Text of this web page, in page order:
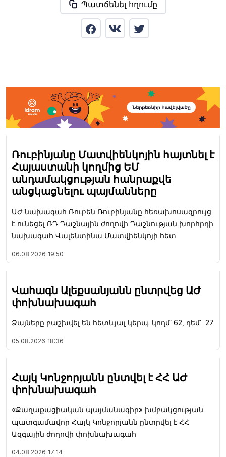
Պատճենել հղումը
Ռուբինյանը Մատվիենկոյին հայտնել է
Հայաստանի կողմից ԵՄ
անդամակցության հանրաքվե
անցկացնելու պայմանները
ԱԺ նախագահ Ռուբեն Ռուբինյանը հեռախոսազրույց
է ունեցել ՌԴ Դաշնային ժողովի Դաշնության խորհրդի
նախագահ Վալենտինա Մատվիենկոյի հետ
06.08.2026 19:50
Վահագն Ալեքսանյանն ընտրվեց ԱԺ
փոխնախագահ
Ձայները բաշխվել են հետևյալ կերպ. կողմ՝ 62, դեմ՝ 27
05.08.2026 18:36
Հայկ Կոնջորյանն ընտվել է ՀՀ ԱԺ
փոխնախագահ
«Քաղաքացիական պայմանագիր» խմբակցության
պատգամավոր Հայկ Կոնջորյանն ընտրվել է ՀՀ
Ազգային ժողովի փոխնախագահ
04.08.2026 17:14